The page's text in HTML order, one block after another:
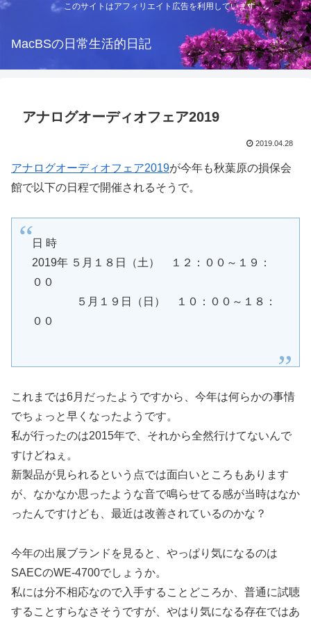
このサイトはアフィリエイト広告を利用しています
MacBSの日常生活的日記
アナログオーディオフェア2019
2019.04.28
アナログオーディオフェア2019が今年も秋葉原の損保会
館で以下の日程で開催されるそうで。
日 時
2019年 ５月１８日（土） １２：００～１９：
００
５月１９日（日） １０：００～１８：
００
これまでは6月だったようですから、今年は何らかの事情
でちょっと早くなったようです。
私が行ったのは2015年で、それから全然行けてないんで
すけどねぇ。
新製品が見られるという点では面白いところもあります
が、なかなか思ったような音で鳴らせてる感が当時はなか
ったんですけども、最近は改善されているのかな？
今年の出展ブランドを見ると、やっぱり気になるのは
SAECのWE-4700でしょうか。
私には分不相応なので入手することどころか、普通に試聴
することすらなさそうですが、やはり気になる存在ではあ